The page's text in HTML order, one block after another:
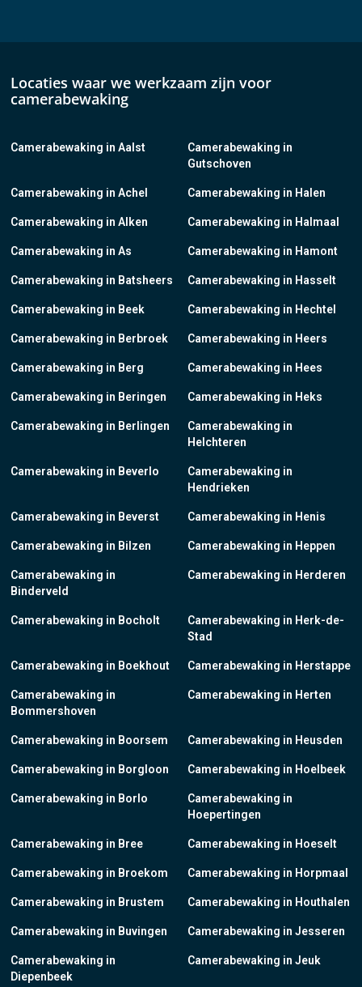
Locaties waar we werkzaam zijn voor
camerabewaking
Camerabewaking in Aalst
Camerabewaking in Achel
Camerabewaking in Alken
Camerabewaking in As
Camerabewaking in Batsheers
Camerabewaking in Beek
Camerabewaking in Berbroek
Camerabewaking in Berg
Camerabewaking in Beringen
Camerabewaking in Berlingen
Camerabewaking in Beverlo
Camerabewaking in Beverst
Camerabewaking in Bilzen
Camerabewaking in
Binderveld
Camerabewaking in Bocholt
Camerabewaking in Boekhout
Camerabewaking in
Bommershoven
Camerabewaking in Boorsem
Camerabewaking in Borgloon
Camerabewaking in Borlo
Camerabewaking in Bree
Camerabewaking in Broekom
Camerabewaking in Brustem
Camerabewaking in Buvingen
Camerabewaking in
Diepenbeek
Camerabewaking in
Gutschoven
Camerabewaking in Halen
Camerabewaking in Halmaal
Camerabewaking in Hamont
Camerabewaking in Hasselt
Camerabewaking in Hechtel
Camerabewaking in Heers
Camerabewaking in Hees
Camerabewaking in Heks
Camerabewaking in
Helchteren
Camerabewaking in
Hendrieken
Camerabewaking in Henis
Camerabewaking in Heppen
Camerabewaking in Herderen
Camerabewaking in Herk-de-
Stad
Camerabewaking in Herstappe
Camerabewaking in Herten
Camerabewaking in Heusden
Camerabewaking in Hoelbeek
Camerabewaking in
Hoepertingen
Camerabewaking in Hoeselt
Camerabewaking in Horpmaal
Camerabewaking in Houthalen
Camerabewaking in Jesseren
Camerabewaking in Jeuk